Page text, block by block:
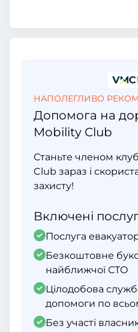
НАПОЛЕГЛИВО
Допомога на
Mobility Club
Станьте членом
Club зараз і
захисту!
Включені
Послуга
Безкоштовне
найближчої СТО
Цілодобова
допомоги по
Без участі